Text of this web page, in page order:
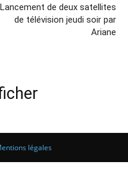
Lancement de deux satellites
de télévision jeudi soir par
Ariane
légales